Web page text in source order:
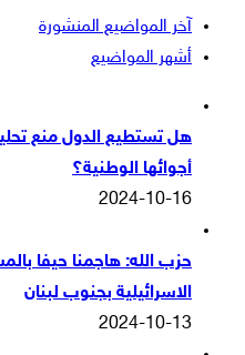
آخر المواضيع المنشورة
أشهر المواضيع
هل تستطيع الدول منع
أجوائها الوطنية؟
2024-10-16
حزب الله: هاجمنا حيفا
الاسرائيلية بجنوب لبنان
2024-10-13